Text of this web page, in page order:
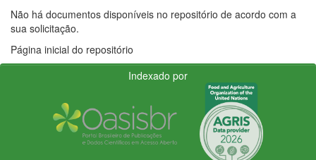
Não há documentos disponíveis no repositório de acordo com a
sua solicitação.
Página inicial do repositório
Indexado por